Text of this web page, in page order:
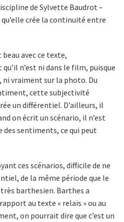
de Sylvette Baudrot –
crée la continuité entre
beau avec ce texte,
qu’il n’est ni dans le film, puisque
ni vraiment sur la photo. Du
cette subjectivité
un différentiel. D’ailleurs, il
on écrit un scénario, il n’est
sentiments, ce qui peut
ces scénarios, difficile de ne
de la même période que le
barthesien. Barthes a
au texte « relais » ou au
on pourrait dire que c’est un